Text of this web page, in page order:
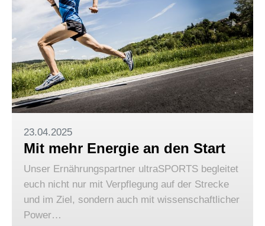
23.04.2025
Mit mehr Energie an den Start
Unser Ernährungspartner ultraSPORTS begleitet
euch nicht nur mit Verpflegung auf der Strecke
und im Ziel, sondern auch mit wissenschaftlicher
Power…